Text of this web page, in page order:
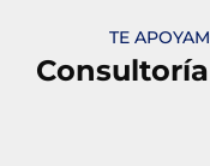
TE
Consultoría